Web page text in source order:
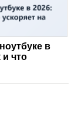
в
и что